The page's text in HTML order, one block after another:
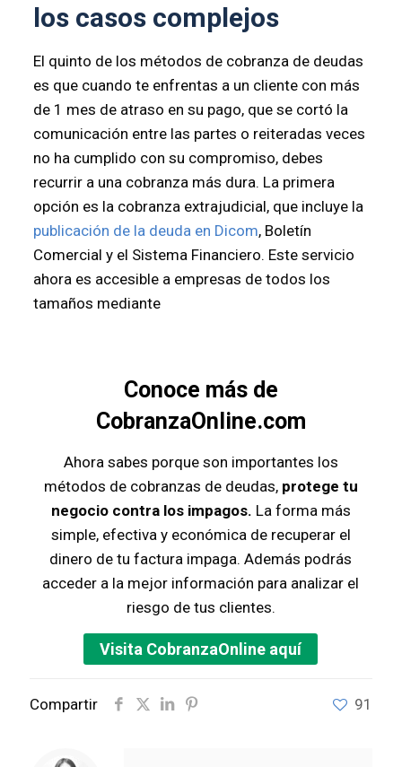
los casos complejos
El quinto de los métodos de cobranza de deudas
es que cuando te enfrentas a un cliente con más
de 1 mes de atraso en su pago, que se cortó la
comunicación entre las partes o reiteradas veces
no ha cumplido con su compromiso, debes
recurrir a una cobranza más dura. La primera
opción es la cobranza extrajudicial, que incluye la
publicación de la deuda en Dicom, Boletín
Comercial y el Sistema Financiero. Este servicio
ahora es accesible a empresas de todos los
tamaños mediante
Conoce más de
CobranzaOnline.com
Ahora sabes porque son importantes los
métodos de cobranzas de deudas,protege tu
negocio contra los impagos. La forma más
simple, efectiva y económica de recuperar el
dinero de tu factura impaga. Además podrás
acceder a la mejor información para analizar el
riesgo de tus clientes.
Visita CobranzaOnline aquí
Compartir 91